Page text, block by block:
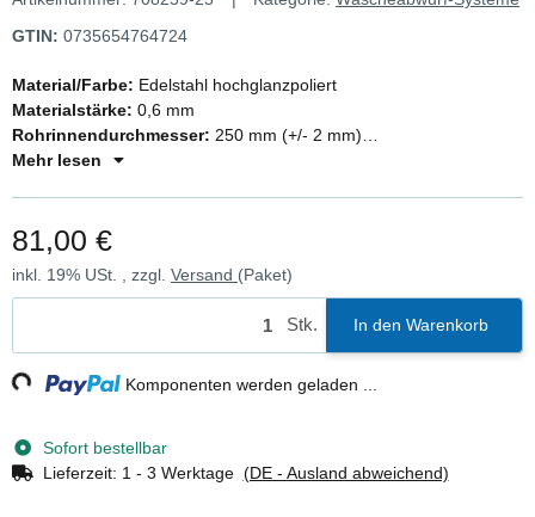
GTIN: 0735654764724
Material/Farbe: Edelstahl hochglanzpoliert
Materialstärke: 0,6 mm
Rohrinnendurchmesser: 250 mm (+/- 2 mm)
Gesamthöhe:330 mm
Mehr lesen
81,00 €
inkl. 19% USt. , zzgl. Versand (Paket)
Stk. In den Warenkorb
Komponenten werden geladen ...
Sofort bestellbar
Lieferzeit: 1 - 3 Werktage (DE - Ausland abweichend)